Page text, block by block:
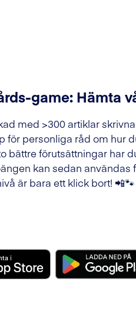
game: Hämta
med >300 artiklar
för personliga råd om hur
bättre förutsättningar har
kan sedan
är bara ett klick bort! 📲🐾